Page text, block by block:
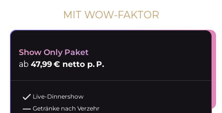
MIT WOW-FAKTOR
Show Only Paket
ab 47,99 € netto p. P.
Live-Dinnershow
Getränke nach Verzehr